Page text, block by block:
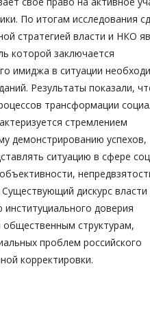
По итогам исследования
стратегией власти и НКО
которой заключается
имиджа в ситуации
Результаты показали,
трансформации
стремлением
демонстрированию успехов,
ситуацию в сфере
дискурс
доверия
структурам,
проблем российского
корректировки.